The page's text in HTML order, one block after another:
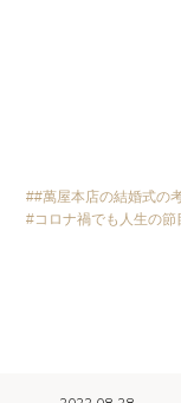
#萬屋本店の結婚式の
コロナ禍でも人生の